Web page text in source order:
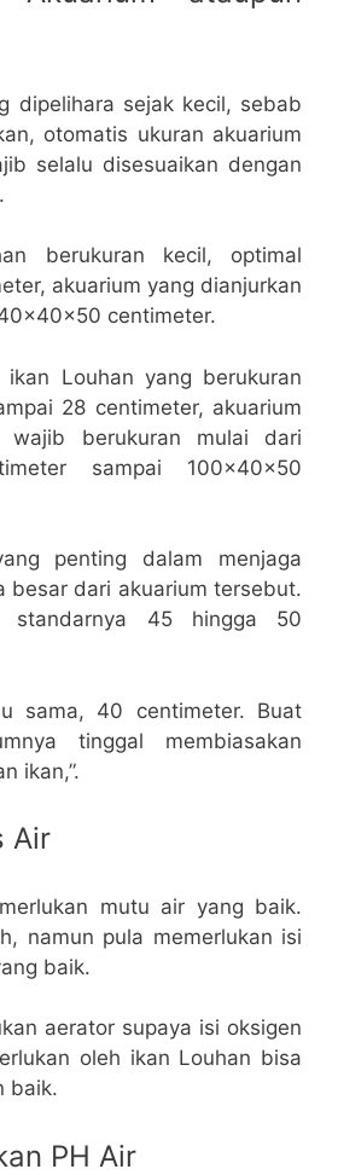
dipelihara sejak kecil, sebab
otomatis ukuran akuarium
selalu disesuaikan dengan
berukuran kecil, optimal
akuarium yang dianjurkan
centimeter.
ikan Louhan yang berukuran
28 centimeter, akuarium
wajib berukuran mulai dari
sampai 100x40x50
penting dalam menjaga
besar dari akuarium tersebut.
standarnya 45 hingga 50
sama, 40 centimeter. Buat
tinggal membiasakan
ikan,”.
Air
mutu air yang baik.
namun pula memerlukan isi
baik.
aerator supaya isi oksigen
oleh ikan Louhan bisa
baik.
PH Air